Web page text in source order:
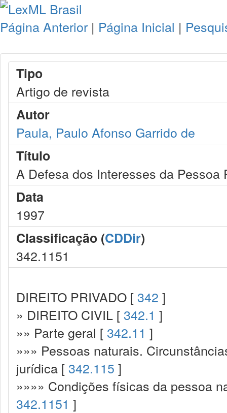
Página Anterior | Página Inicial |
Tipo
Artigo de revista
Autor
Paula, Paulo Afonso Garrido de
Título
A Defesa dos Interesses da Pessoa
Data
1997
Classificação (CDDir)
342.1151
DIREITO PRIVADO [ 342 ]
» DIREITO CIVIL [ 342.1 ]
»» Parte geral [ 342.11 ]
»»» Pessoas naturais.
jurídica [ 342.115 ]
»»»» Condições físicas da pessoa
342.1151 ]